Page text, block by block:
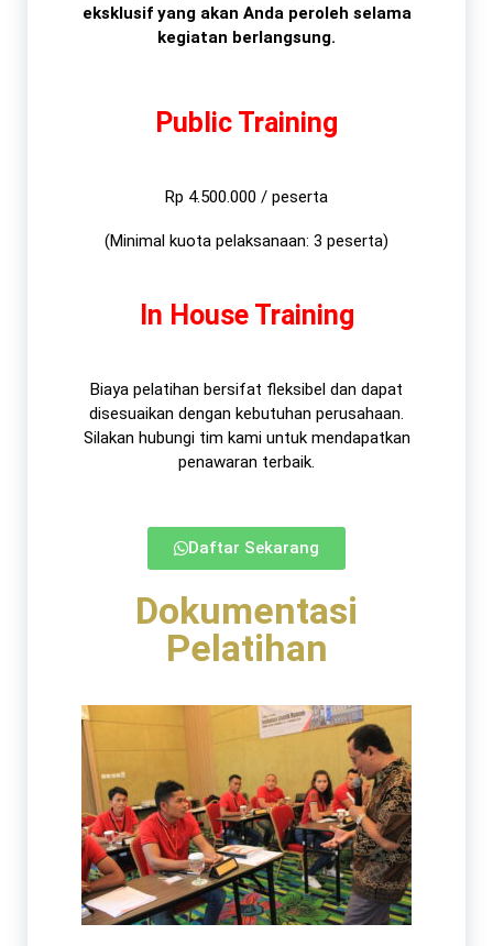
eksklusif yang akan Anda peroleh selama
kegiatan berlangsung.
Public Training
Rp 4.500.000 / peserta
(Minimal kuota pelaksanaan: 3 peserta)
In House Training
Biaya pelatihan bersifat fleksibel dan dapat
disesuaikan dengan kebutuhan perusahaan.
Silakan hubungi tim kami untuk mendapatkan
penawaran terbaik.​
Daftar Sekarang
Dokumentasi
Pelatihan